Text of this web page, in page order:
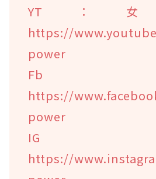
YT：
https://
power
Fb
https://
power
IG
https://